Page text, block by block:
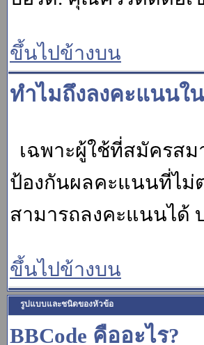
ขึ้นไปข้างบน
ทำไมถึงลงคะแนนใ
เฉพาะผู้ใช้ที่สมัครส
ป้องกันผลคะแนนที่ไม่
สามารถลงคะแนนได้
ขึ้นไปข้างบน
รูปแบบและชนิดของหัวข้อ
BBCode คืออะไร?